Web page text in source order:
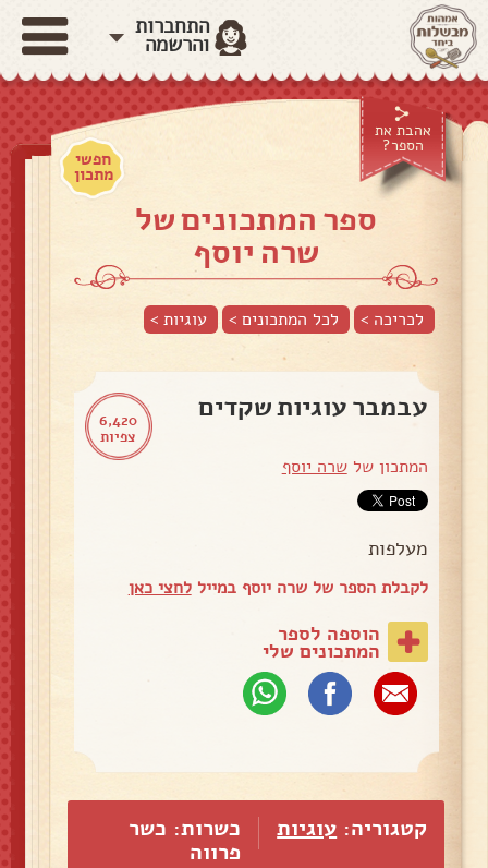
התחברות
והרשמה
אהבת את
הספר?
חפשי
מתכון
ספר המתכונים של
שרה יוסף
לכריכה > לכל המתכונים > עוגיות>
6,420
צפיות
עבמבר עוגיות שקדים
המתכון שלשרה יוסף
מעלפות
לקבלת הספר של שרה יוסף במייללחצי כאן
הוספה לספר
המתכונים שלי
קטגוריה: עוגיות
כשרות: כשר
פרווה